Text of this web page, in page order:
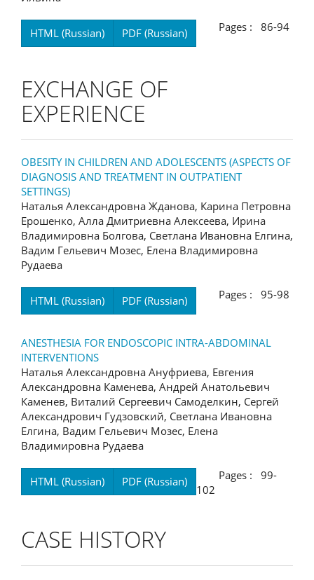
HTML (Russian) PDF (Russian) Pages : 86-94
EXCHANGE OF
EXPERIENCE
OBESITY IN CHILDREN AND ADOLESCENTS (ASPECTS OF
DIAGNOSIS AND TREATMENT IN OUTPATIENT
SETTINGS)
Наталья Александровна Жданова, Карина Петровна
Ерошенко, Алла Дмитриевна Алексеева, Ирина
Владимировна Болгова, Светлана Ивановна Елгина,
Вадим Гельевич Мозес, Елена Владимировна
Рудаева
HTML (Russian) PDF (Russian) Pages : 95-98
ANESTHESIA FOR ENDOSCOPIC INTRA-ABDOMINAL
INTERVENTIONS
Наталья Александровна Ануфриева, Евгения
Александровна Каменева, Андрей Анатольевич
Каменев, Виталий Сергеевич Самоделкин, Сергей
Александрович Гудзовский, Светлана Ивановна
Елгина, Вадим Гельевич Мозес, Елена
Владимировна Рудаева
HTML (Russian) PDF (Russian)
Pages : 99-
102
CASE HISTORY